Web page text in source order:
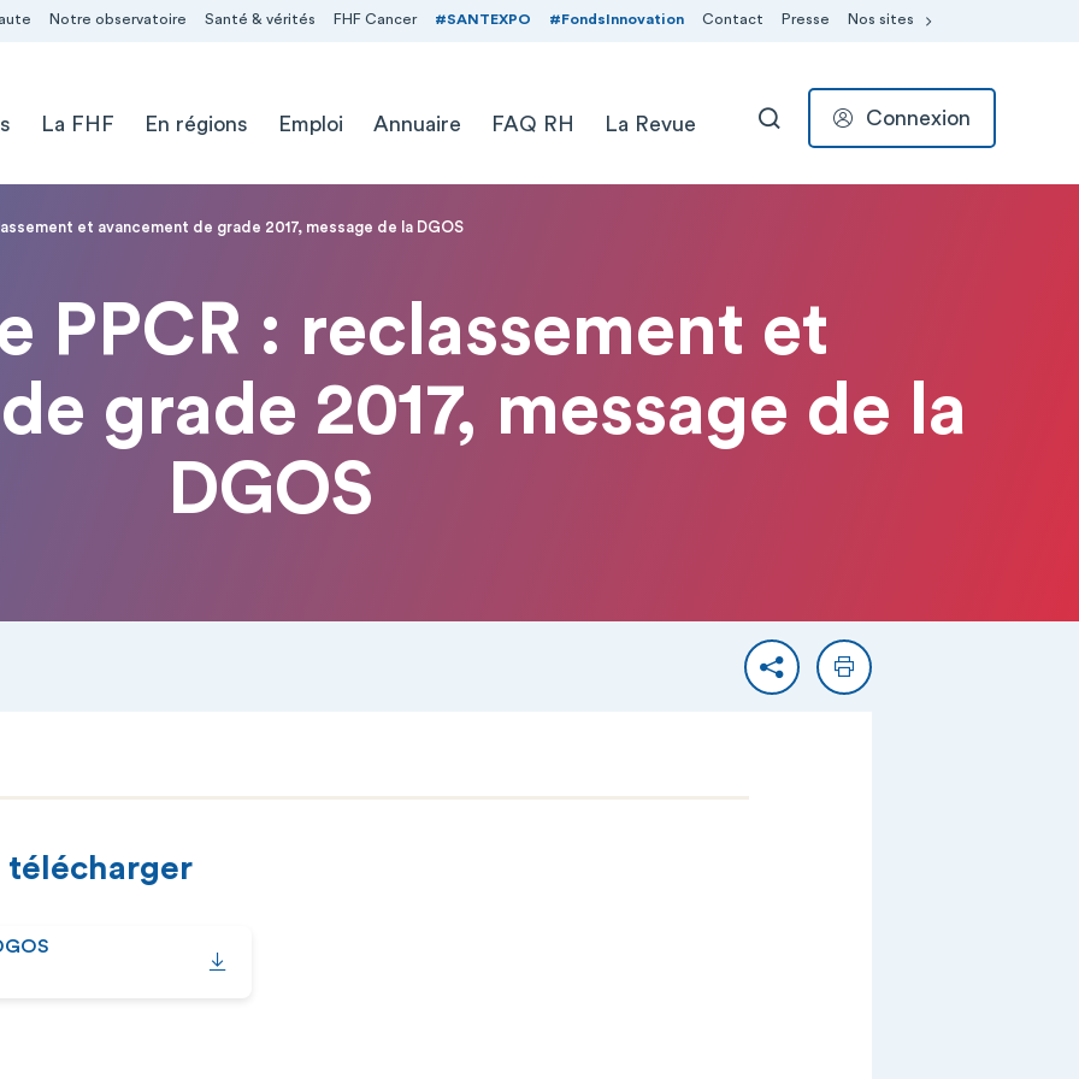
Notre observatoire Santé & vérités FHF Cancer #SANTEXPO #FondsInnovation Contact Presse Nos sites
La FHF En régions Emploi Annuaire FAQ RH La Revue RECHERCHER
Connexion
et avancement de grade 2017, message de la DGOS
PPCR : reclassement et
grade 2017, message de la
DGOS
PartagerImprimer
télécharger